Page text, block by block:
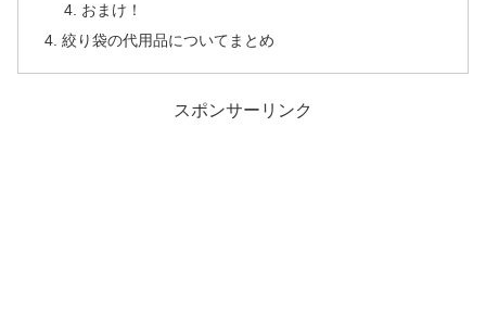
おまけ！
絞り袋の代用品についてまとめ
スポンサーリンク